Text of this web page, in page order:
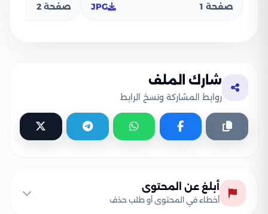
صفحة 1 JPG صفحة 2
شارك الملف
روابط المشاركة ونسخ الرابط
أبلغ عن المحتوى
أخطاء في المحتوى أو طلب حذف